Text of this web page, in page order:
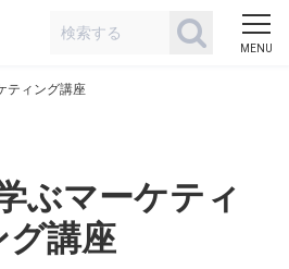
ティング講座
ぶマーケティ
グ講座